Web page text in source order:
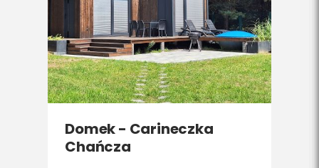
Domek - Carineczka
Chańcza